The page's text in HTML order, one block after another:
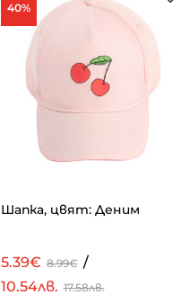
40%
Шапка, цвят: Деним
5.39€ 8.99€ /
10.54лв. 17.58лв.